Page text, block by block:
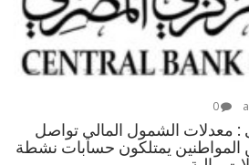
0
: معدلات الشمول المالي تواصل
لتصل 79% من المواطنين يمتلكون حسابات نشطة